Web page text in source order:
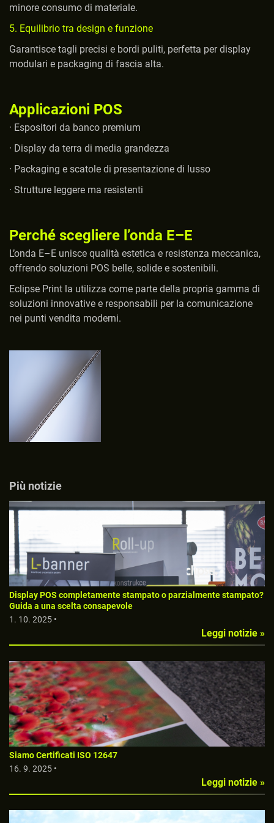
minore consumo di materiale.
5. Equilibrio tra design e funzione
Garantisce tagli precisi e bordi puliti, perfetta per display
modulari e packaging di fascia alta.
Applicazioni POS
· Espositori da banco premium
· Display da terra di media grandezza
· Packaging e scatole di presentazione di lusso
· Strutture leggere ma resistenti
Perché scegliere l’onda E–E
L’onda E–E unisce qualità estetica e resistenza meccanica,
offrendo soluzioni POS belle, solide e sostenibili.
Eclipse Print la utilizza come parte della propria gamma di
soluzioni innovative e responsabili per la comunicazione
nei punti vendita moderni.
Più notizie
Display POS completamente stampato o parzialmente stampato?
Guida a una scelta consapevole
1. 10. 2025 •
Leggi notizie »
Siamo Certificati ISO 12647
16. 9. 2025 •
Leggi notizie »